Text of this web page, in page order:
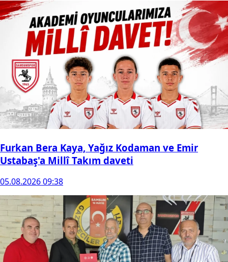
Furkan Bera Kaya, Yağız Kodaman ve Emir
Ustabaş'a Millî Takım daveti
05.08.2026 09:38